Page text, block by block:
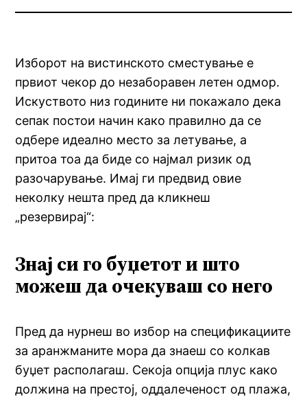
Изборот на вистинското сместување е
првиот чекор до незаборавен летен одмор.
Искуството низ годините ни покажало дека
сепак постои начин како правилно да се
одбере идеално место за летување, а
притоа тоа да биде со најмал ризик од
разочарување. Имај ги предвид овие
неколку нешта пред да кликнеш
„резервирај“:
Знај си го буџетот и што
можеш да очекуваш со него
Пред да нурнеш во избор на спецификациите
за аранжманите мора да знаеш со колкав
буџет располагаш. Секоја опција плус како
должина на престој, оддалеченост од плажа,